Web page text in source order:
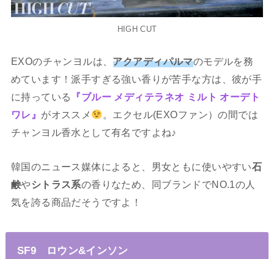
HIGH CUT
EXOのチャンヨルは、 アクアディパルマのモデルを務
めています！派手すぎる強い香りが苦手な方は、彼が手
に持っている
『ブルー メディテラネオ ミルト オーデト
ワレ』 がオススメ
。エクセル(EXOファン）の間では
チャンヨル香水として有名ですよね♪
韓国のニュース媒体によると、男女ともに使いやすい石
鹸やシトラス系の香りなため、同ブランドでNO.1の人
気を誇る商品だそうですよ！
SF9 ロウン&インソン